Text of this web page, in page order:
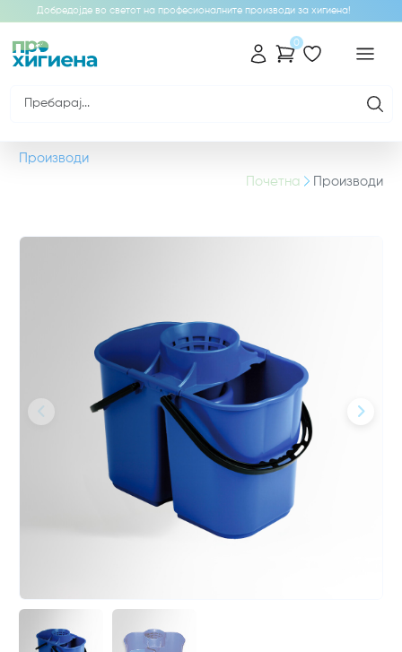
Добредојде во светот на професионалните производи за хигиена!
0
Производи
Почетна
Производи